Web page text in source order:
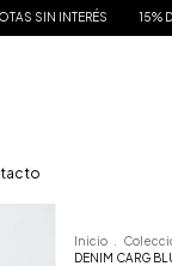
15% DE DESCUENTO
Inicio
DENIM CARG